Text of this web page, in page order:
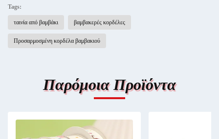
Tags:
ταινία από βαμβάκι βαμβακερές κορδέλες
Προσαρμοσμένη κορδέλα βαμβακιού
Παρόμοια Προϊόντα